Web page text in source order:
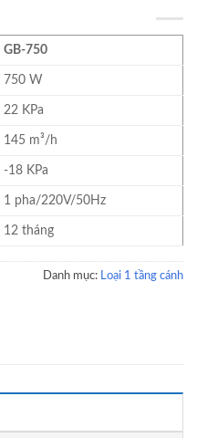
GB-750
750 W
22 KPa
145 m³/h
-18 KPa
1 pha/220V/50Hz
12 tháng
Danh mục: Loại 1 tầng cánh